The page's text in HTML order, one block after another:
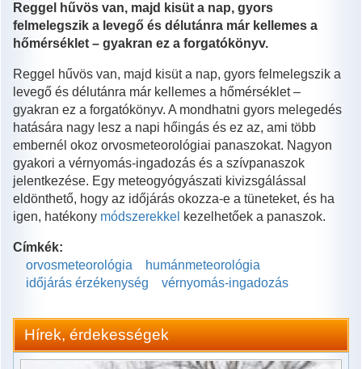
Reggel hűvös van, majd kisüt a nap, gyors
felmelegszik a levegő és délutánra már kellemes a
hőmérséklet – gyakran ez a forgatókönyv.
Reggel hűvös van, majd kisüt a nap, gyors felmelegszik a
levegő és délutánra már kellemes a hőmérséklet –
gyakran ez a forgatókönyv. A mondhatni gyors melegedés
hatására nagy lesz a napi hőingás és ez az, ami több
embernél okoz orvosmeteorológiai panaszokat. Nagyon
gyakori a vérnyomás-ingadozás és a szívpanaszok
jelentkezése. Egy meteogyógyászati kivizsgálással
eldönthető, hogy az időjárás okozza-e a tüneteket, és ha
igen, hatékony módszerekkel kezelhetőek a panaszok.
Címkék:
orvosmeteorológia
humánmeteorológia
időjárás érzékenység
vérnyomás-ingadozás
Hírek, érdekességek